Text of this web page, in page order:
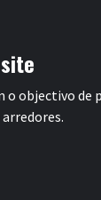
o objectivo de